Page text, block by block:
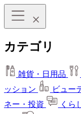
カテゴリ
雑貨・日用品
ッション
ビュー
ネー・投資
くら